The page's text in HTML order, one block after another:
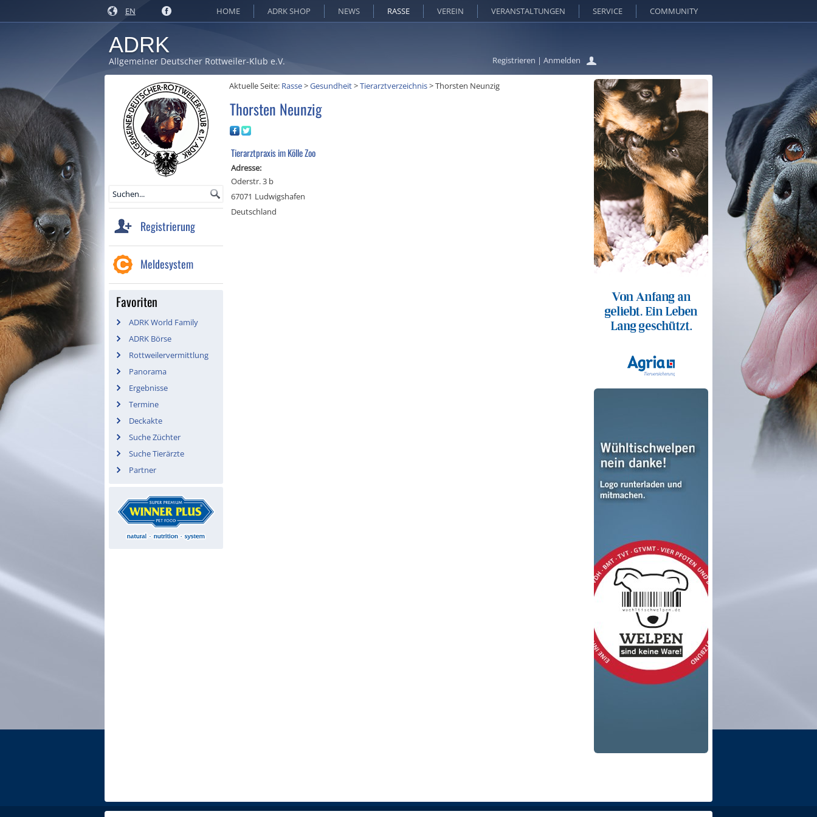
EN
Registrieren | Anmelden
HOME ADRK SHOP NEWS RASSE VEREIN VERANSTALTUNGEN SERVICE COMMUNITY
ADRK
Allgemeiner Deutscher Rottweiler-Klub e.V.
Registrierung
Meldesystem
Favoriten
ADRK World Family
ADRK Börse
Rottweilervermittlung
Panorama
Ergebnisse
Termine
Deckakte
Suche Züchter
Suche Tierärzte
Partner
Aktuelle Seite: Rasse>Gesundheit>Tierarztverzeichnis>Thorsten Neunzig
Thorsten Neunzig
Tierarztpraxis im Kölle Zoo
Adresse:
Oderstr. 3 b
67071 Ludwigshafen
Deutschland